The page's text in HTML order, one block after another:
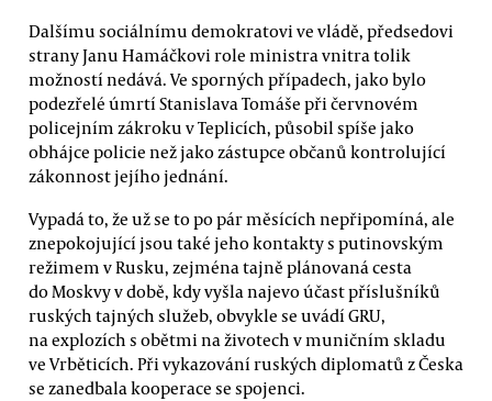
Dalšímu sociálnímu demokratovi ve vládě, předsedovi
strany Janu Hamáčkovi role ministra vnitra tolik
možností nedává. Ve sporných případech, jako bylo
podezřelé úmrtí Stanislava Tomáše při červnovém
policejním zákroku v Teplicích, působil spíše jako
obhájce policie než jako zástupce občanů kontrolující
zákonnost jejího jednání.
Vypadá to, že už se to po pár měsících nepřipomíná, ale
znepokojující jsou také jeho kontakty s putinovským
režimem v Rusku, zejména tajně plánovaná cesta
do Moskvy v době, kdy vyšla najevo účast příslušníků
ruských tajných služeb, obvykle se uvádí GRU,
na explozích s obětmi na životech v muničním skladu
ve Vrběticích. Při vykazování ruských diplomatů z Česka
se zanedbala kooperace se spojenci.